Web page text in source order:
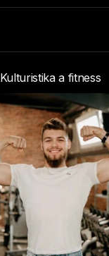
Kulturistika a fitness